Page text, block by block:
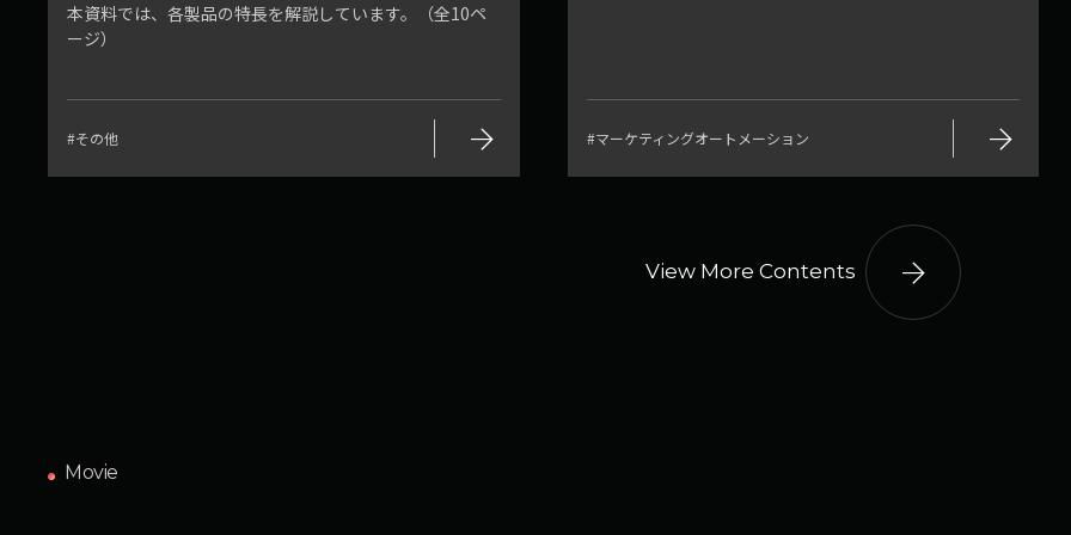
本資料では、各製品の特長を解説しています。（全10ペ
ージ）
#その他 arrow_forward #マーケティングオートメーション arrow_forward
View More Contents arrow_forward
Movie